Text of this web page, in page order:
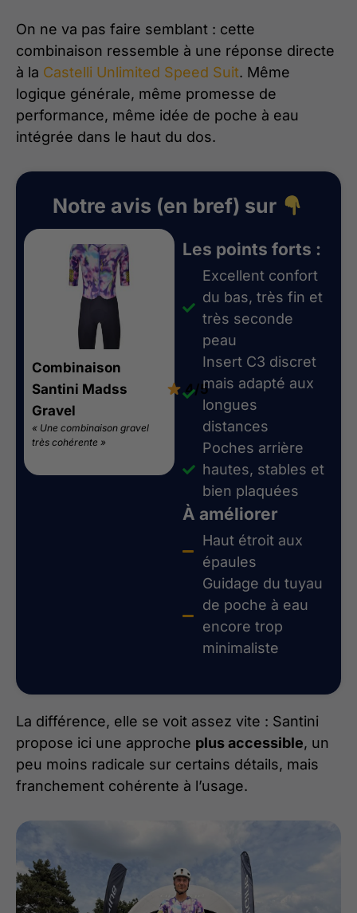
On ne va pas faire semblant : cette
combinaison ressemble à une réponse directe
à la Castelli Unlimited Speed Suit. Même
logique générale, même promesse de
performance, même idée de poche à eau
intégrée dans le haut du dos.
Notre avis (en bref) sur
Combinaison
Santini Madss
Gravel
4/5
« Une combinaison gravel
très cohérente »
Les points forts :
Excellent confort
du bas, très fin et
très seconde
peau
Insert C3 discret
mais adapté aux
longues
distances
Poches arrière
hautes, stables et
bien plaquées
À améliorer
Haut étroit aux
épaules
Guidage du tuyau
de poche à eau
encore trop
minimaliste
La différence, elle se voit assez vite : Santini
propose ici une approche plus accessible, un
peu moins radicale sur certains détails, mais
franchement cohérente à l’usage.